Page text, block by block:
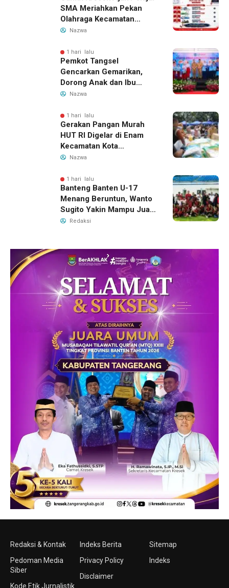
SMA Meriahkan Pekan
Olahraga Kecamatan
Kresek 2026
Nazwa
1 hari lalu
Pemkot Tangsel
Gencarkan Gemarikan,
Dorong Anak dan Ibu
Hamil Penuhi Protein
Nazwa
1 hari lalu
Gerakan Pangan Murah
HUT RI Digelar di Enam
Kecamatan Kota
Tangerang, Catat
Nazwa
1 hari lalu
Banteng Banten U-17
Menang Beruntun, Wanto
Sugito Yakin Mampu Juara
Soekarno Cup 2026
Redaksi
Redaksi & Kontak
Pedoman Media
Siber
Kode Etik Jurnalistik
Indeks Berita
Privacy Policy
Disclaimer
Sitemap
Indeks